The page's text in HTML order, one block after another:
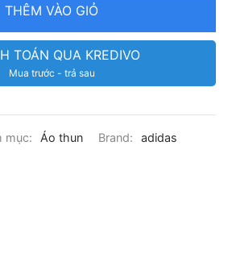
THÊM VÀO GIỎ
TOÁN QUA KREDIVO
Mua trước - trả sau
mục: Áo thun Brand: adidas